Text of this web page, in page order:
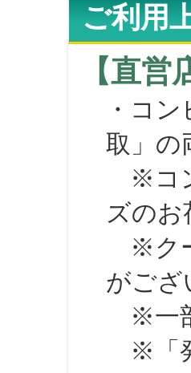
ご利用
【直
・コン
取」の
※コン
ズのお
※クー
がござ
※一部
※「発